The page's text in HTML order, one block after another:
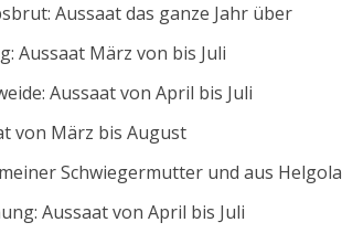
Aussaat das ganze Jahr über
Aussaat März von bis Juli
Aussaat von April bis Juli
von März bis August
Schwiegermutter und aus
Aussaat von April bis Juli